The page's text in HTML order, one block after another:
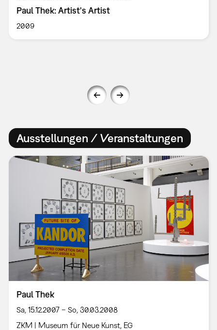
Paul Thek: Artist's Artist
2009
Ausstellungen / Veranstaltungen
Paul Thek
Sa, 15.12.2007 – So, 30.03.2008
ZKM | Museum für Neue Kunst, EG